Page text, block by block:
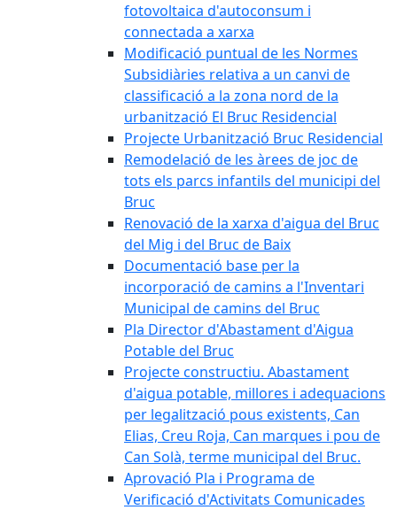
fotovoltaica d'autoconsum i
connectada a xarxa
Modificació puntual de les Normes
Subsidiàries relativa a un canvi de
classificació a la zona nord de la
urbanització El Bruc Residencial
Projecte Urbanització Bruc Residencial
Remodelació de les àrees de joc de
tots els parcs infantils del municipi del
Bruc
Renovació de la xarxa d'aigua del Bruc
del Mig i del Bruc de Baix
Documentació base per la
incorporació de camins a l'Inventari
Municipal de camins del Bruc
Pla Director d'Abastament d'Aigua
Potable del Bruc
Projecte constructiu. Abastament
d'aigua potable, millores i adequacions
per legalització pous existents, Can
Elias, Creu Roja, Can marques i pou de
Can Solà, terme municipal del Bruc.
Aprovació Pla i Programa de
Verificació d'Activitats Comunicades